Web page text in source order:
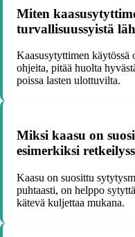
Miten
turvallisuussyistä
Kaasusytyttimen käytössä
ohjeita, pitää huolta
poissa lasten ulottuvilta.
Miksi kaasu on
esimerkiksi
Kaasu on suosittu
puhtaasti, on helppo
kätevä kuljettaa mukana.